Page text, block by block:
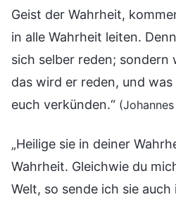
Geist der Wahrheit,
in alle Wahrheit leiten.
sich selber reden; sondern
das wird er reden, und
euch verkünden.“ (Johannes
„Heilige sie in deiner
Wahrheit. Gleichwie du
Welt, so sende ich sie